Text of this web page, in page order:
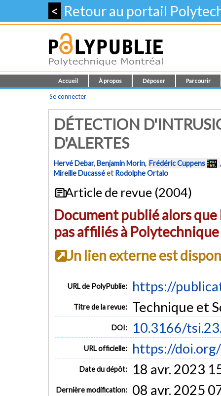
< Retour au portail
Accueil À propos Déposer Parcourir
Se connecter
DÉTECTION
D'ALERTES
Hervé Debar,Benjamin Morin, Frédéric Cuppens
Mireille Ducasséet Rodolphe Ortalo
Article de revue (2004)
Document publié alors
pas affiliés à
Un lien externe est
URL de PolyPublie: https://
Titre de la revue: Technique et
DOI: 10.3166/
URL officielle: https://
Date du dépôt: 18 avr. 2023
Dernière modification: 08 avr. 2025